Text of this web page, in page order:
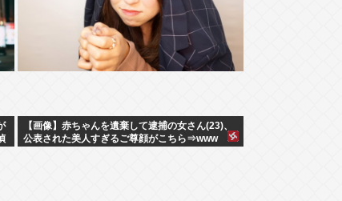
【画像】赤ちゃんを遺棄して逮捕の女さん(23)、
公表された美人すぎるご尊顔がこちら⇒www